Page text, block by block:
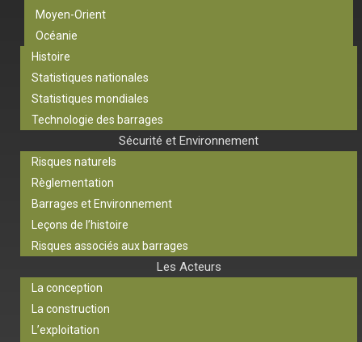
Moyen-Orient
Océanie
Histoire
Statistiques nationales
Statistiques mondiales
Technologie des barrages
Sécurité et Environnement
Risques naturels
Règlementation
Barrages et Environnement
Leçons de l’histoire
Risques associés aux barrages
Les Acteurs
La conception
La construction
L’exploitation